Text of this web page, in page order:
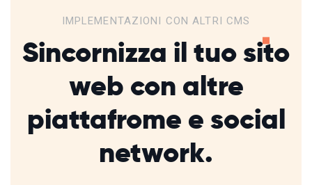
IMPLEMENTAZIONI CON ALTRI CMS
Sincornizza il tuo sito
web con altre
piattafrome e social
network.